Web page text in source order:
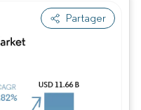
Partager